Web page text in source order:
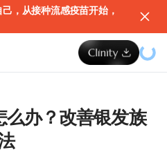
，从接种流感疫苗开始，
办？改善银发族